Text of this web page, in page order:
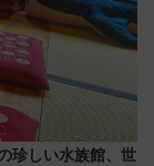
珍しい水族館、世